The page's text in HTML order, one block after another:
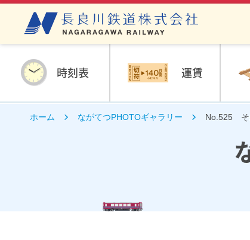
時刻表 運賃
ホーム ながてつPHOTOギャラリー No.525 そ